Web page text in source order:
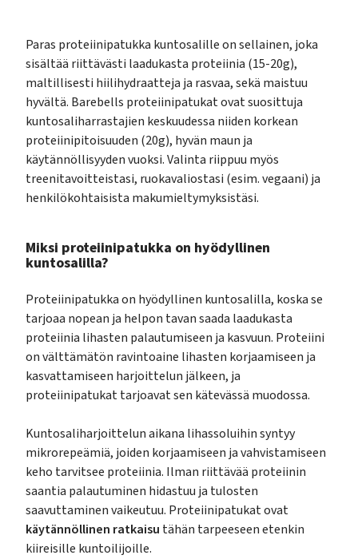
Paras proteiinipatukka kuntosalille on sellainen, joka
sisältää riittävästi laadukasta proteiinia (15-20g),
maltillisesti hiilihydraatteja ja rasvaa, sekä maistuu
hyvältä. Barebells proteiinipatukat ovat suosittuja
kuntosaliharrastajien keskuudessa niiden korkean
proteiinipitoisuuden (20g), hyvän maun ja
käytännöllisyyden vuoksi. Valinta riippuu myös
treenitavoitteistasi, ruokavaliostasi (esim. vegaani) ja
henkilökohtaisista makumieltymyksistäsi.
Miksi proteiinipatukka on hyödyllinen
kuntosalilla?
Proteiinipatukka on hyödyllinen kuntosalilla, koska se
tarjoaa nopean ja helpon tavan saada laadukasta
proteiinia lihasten palautumiseen ja kasvuun. Proteiini
on välttämätön ravintoaine lihasten korjaamiseen ja
kasvattamiseen harjoittelun jälkeen, ja
proteiinipatukat tarjoavat sen kätevässä muodossa.
Kuntosaliharjoittelun aikana lihassoluihin syntyy
mikrorepeämiä, joiden korjaamiseen ja vahvistamiseen
keho tarvitsee proteiinia. Ilman riittävää proteiinin
saantia palautuminen hidastuu ja tulosten
saavuttaminen vaikeutuu. Proteiinipatukat ovat
käytännöllinen ratkaisu tähän tarpeeseen etenkin
kiireisille kuntoilijoille.